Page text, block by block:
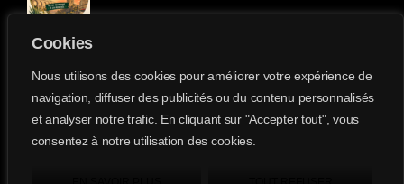
Cookies
Nous utilisons des cookies pour améliorer votre expérience de
navigation, diffuser des publicités ou du contenu personnalisés
et analyser notre trafic. En cliquant sur "Accepter tout", vous
consentez à notre utilisation des cookies.
Ici l’Ombre – mardi 28 juillet